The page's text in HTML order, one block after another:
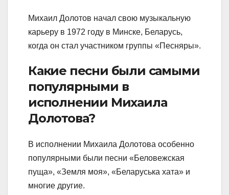
Михаил Долотов начал свою музыкальную
карьеру в 1972 году в Минске, Беларусь,
когда он стал участником группы «Песняры».
Какие песни были самыми
популярными в
исполнении Михаила
Долотова?
В исполнении Михаила Долотова особенно
популярными были песни «Беловежская
пуща», «Земля моя», «Беларуська хата» и
многие другие.